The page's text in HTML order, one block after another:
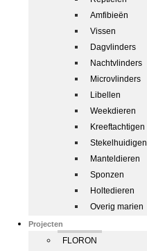
Amfibieën
Vissen
Dagvlinders
Nachtvlinders
Microvlinders
Libellen
Weekdieren
Kreeftachtigen
Stekelhuidigen
Manteldieren
Sponzen
Holtedieren
Overig marien
Projecten
FLORON